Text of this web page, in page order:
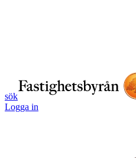
sök
Logga in